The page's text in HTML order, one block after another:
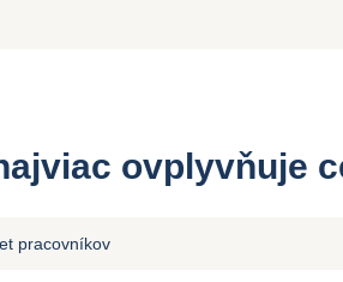
ovplyvňuje
pracovníkov